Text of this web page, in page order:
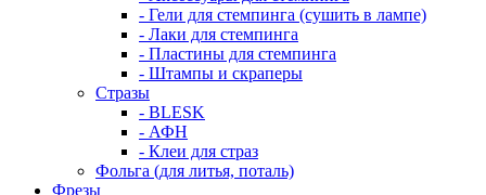
- Гели для стемпинга (сушить в лампе)
- Лаки для стемпинга
- Пластины для стемпинга
- Штампы и скраперы
Стразы
- BLESK
- АФН
- Клеи для страз
Фольга (для литья, поталь)
Фрезы